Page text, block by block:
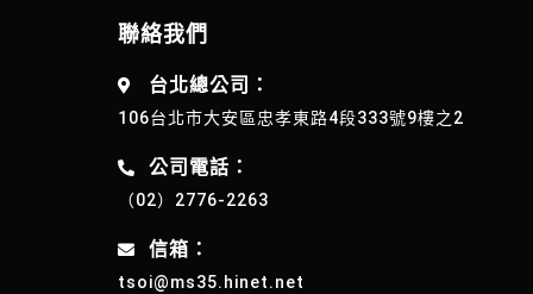
聯絡我們
台北總公司：
106台北市大安區忠孝東路4段333號9樓之2
公司電話：
（02）2776-2263
信箱：
tsoi@ms35.hinet.net